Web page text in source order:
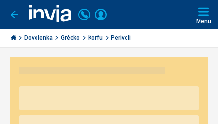
Ísť
späť
Invia.sk
Volajte
+421
2
3221
Prihlásiť
Menu
Dovolenka Grécko Korfu Perivoli